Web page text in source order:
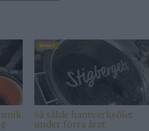
unik
NYHET
Så sålde hantverksölet
under förra året